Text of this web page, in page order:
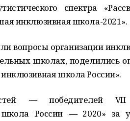
спектра
инклюзивная школа-2021».
вопросы организации
школах, поделились
школа России».
—победителей VII
России — 2020» за